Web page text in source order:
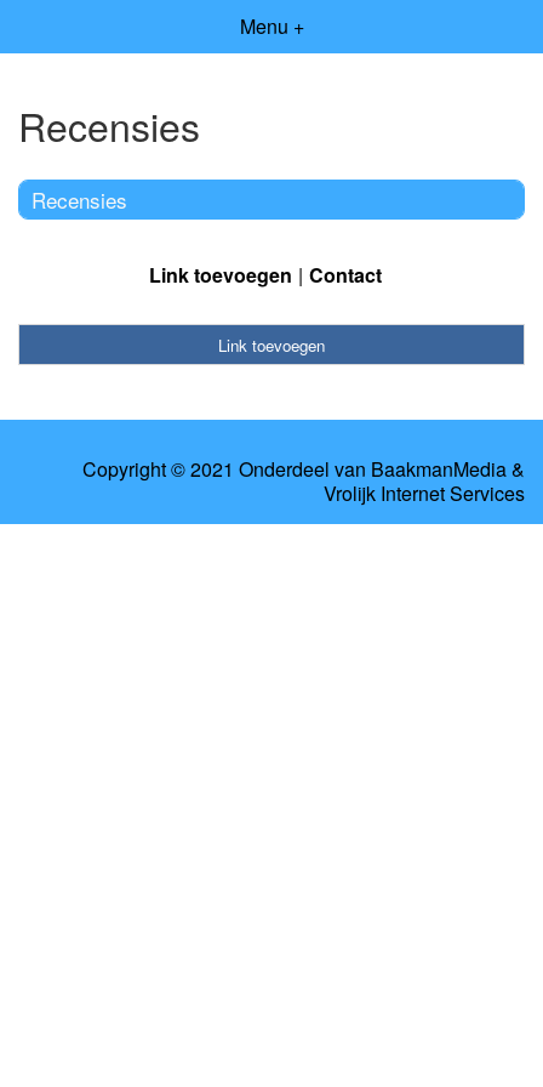
Menu +
Recensies
Recensies
Link toevoegen Contact
Link toevoegen
Copyright © 2021 Onderdeel van BaakmanMedia&
Vrolijk Internet Services